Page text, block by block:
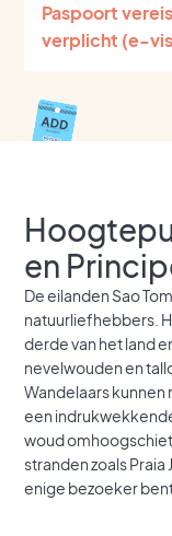
Paspoort
verplicht (e-
en
De eilanden Sao
natuurliefhebbers.
derde van het land
nevelwouden en
Wandelaars kunnen
een
woud
stranden zoals Praia
enige bezoeker